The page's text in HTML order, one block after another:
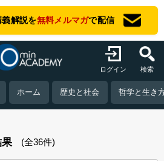
義解説を無料メルマガで配信
ログイン 検索
ホーム 歴史と社会 哲学と生き
果 (全36件)